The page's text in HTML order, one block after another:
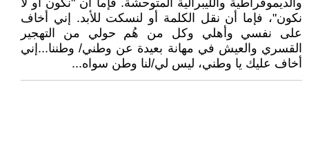
والديموقراطية والليبرالية المتوحشة. فإما أن "نكون أو لا
نكون"، فإما أن نقل الكلمة أو لنسكت للأبد. إني أخاف
على نفسي وأهلي وكل من هُم حولي من التهجير
القسري والعيش في مهانة بعيدة عن وطني/ وطننا...إني
أخاف عليك يا وطني، ليس لي/لنا وطن سواه...